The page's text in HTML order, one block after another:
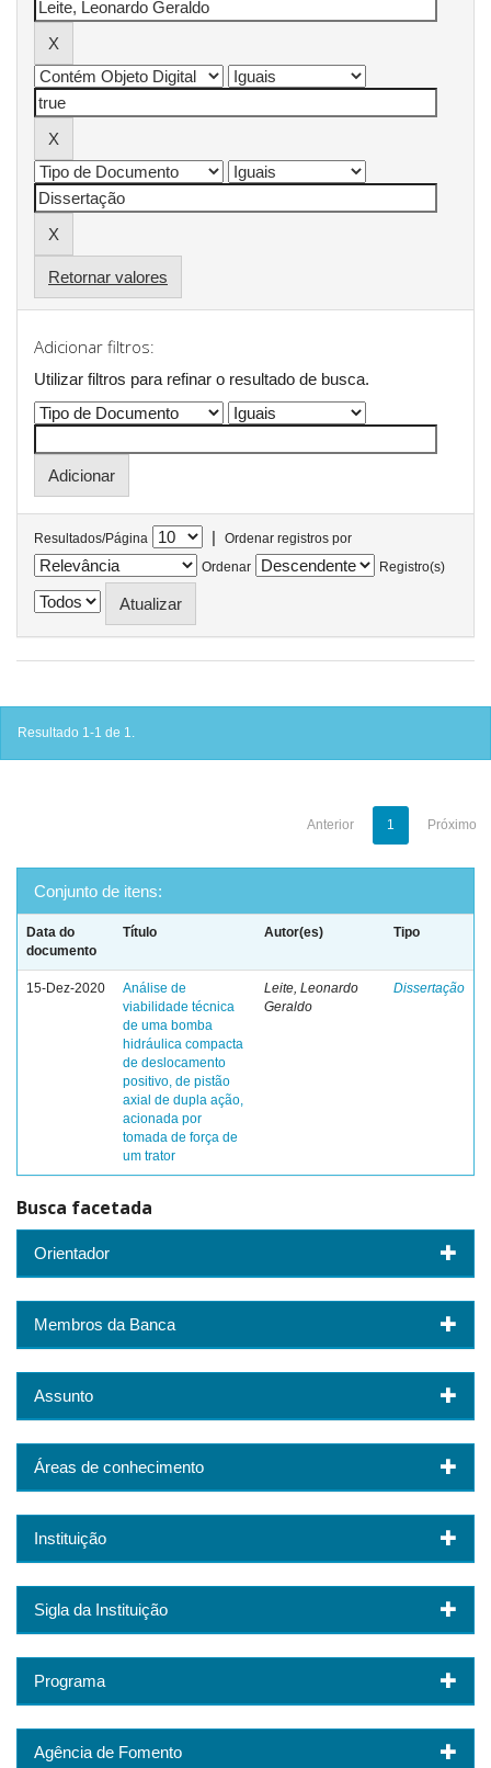
Retornar valores
Adicionar filtros:
Utilizar filtros para refinar o resultado de busca.
Resultados/Página |
Ordenar registros por
Ordenar
Registro(s)
Resultado 1-1 de 1.
Anterior 1 Próximo
Conjunto de itens:
Data do
documento
Título Autor(es) Tipo
15-Dez-2020
Análise de
viabilidade técnica
de uma bomba
hidráulica compacta
de deslocamento
positivo, de pistão
axial de dupla ação,
acionada por
tomada de força de
um trator
Leite, Leonardo
Geraldo
Dissertação
Busca facetada
Orientador
Membros da Banca
Assunto
Áreas de conhecimento
Instituição
Sigla da Instituição
Programa
Agência de Fomento